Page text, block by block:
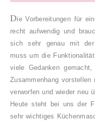
Die Vorbereitungen für
recht aufwendig und
sich sehr genau mit der
muss um die
viele Gedanken
Zusammenhang
verworfen und wieder neu
Heute steht bei uns der
sehr wichtiges